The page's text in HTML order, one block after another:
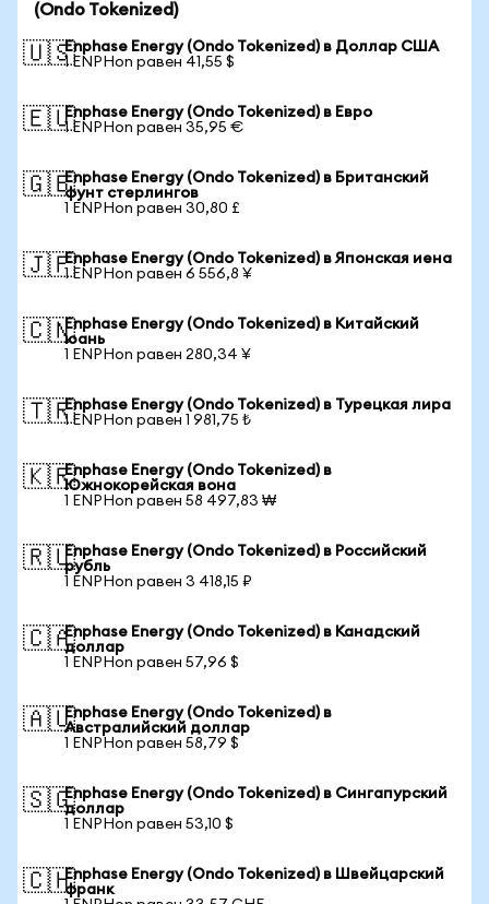
(Ondo Tokenized)
🇺🇸Enphase Energy (Ondo Tokenized) в Доллар США
1 ENPHon равен 41,55 $
🇪🇺Enphase Energy (Ondo Tokenized) в Евро
1 ENPHon равен 35,95 €
🇬🇧Enphase Energy (Ondo Tokenized) в Британский
фунт стерлингов
1 ENPHon равен 30,80 £
🇯🇵Enphase Energy (Ondo Tokenized) в Японская иена
1 ENPHon равен 6 556,8 ¥
🇨🇳Enphase Energy (Ondo Tokenized) в Китайский
юань
1 ENPHon равен 280,34 ¥
🇹🇷Enphase Energy (Ondo Tokenized) в Турецкая лира
1 ENPHon равен 1 981,75 ₺
🇰🇷Enphase Energy (Ondo Tokenized) в
Южнокорейская вона
1 ENPHon равен 58 497,83 ₩
🇷🇺Enphase Energy (Ondo Tokenized) в Российский
рубль
1 ENPHon равен 3 418,15 ₽
🇨🇦Enphase Energy (Ondo Tokenized) в Канадский
доллар
1 ENPHon равен 57,96 $
🇦🇺Enphase Energy (Ondo Tokenized) в
Австралийский доллар
1 ENPHon равен 58,79 $
🇸🇬Enphase Energy (Ondo Tokenized) в Сингапурский
доллар
1 ENPHon равен 53,10 $
🇨🇭Enphase Energy (Ondo Tokenized) в Швейцарский
франк